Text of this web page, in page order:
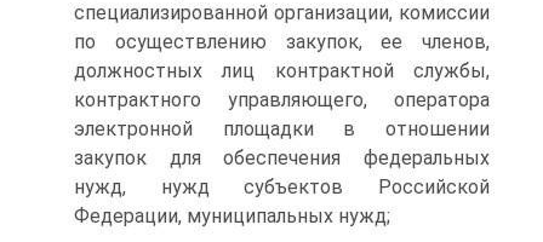
специализированной организации, комиссии
по осуществлению закупок, ее членов,
должностных лиц контрактной службы,
контрактного управляющего, оператора
электронной площадки в отношении
закупок для обеспечения федеральных
нужд, нужд субъектов Российской
Федерации, муниципальных нужд;